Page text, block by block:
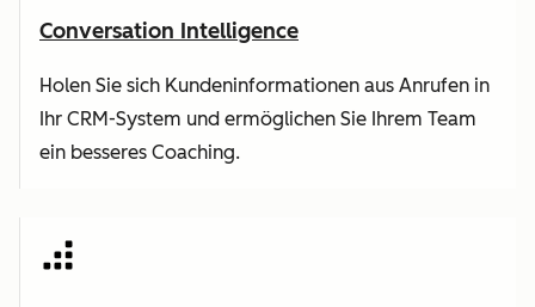
Conversation Intelligence
Holen Sie sich Kundeninformationen aus Anrufen in
Ihr CRM-System und ermöglichen Sie Ihrem Team
ein besseres Coaching.